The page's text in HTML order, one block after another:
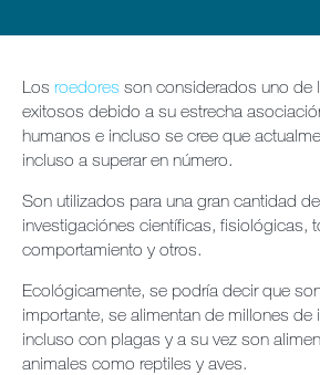
Quiénes somos
Sitemap
Carreras
Los roedores son considerados uno de
exitosos debido a su estrecha
humanos e incluso se cree que
incluso a superar en número.
Son utilizados para una gran cantidad
investigaciónes científicas, fisiológicas,
comportamiento y otros.
Ecológicamente, se podría decir que
importante, se alimentan de millones
incluso con plagas y a su vez son
animales como reptiles y aves.